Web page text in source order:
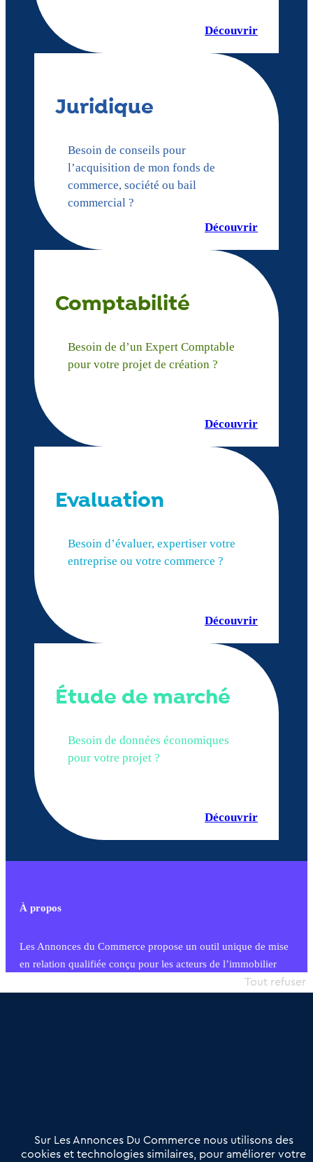
Découvrir
Juridique
Besoin de conseils pour
l’acquisition de mon fonds de
commerce, société ou bail
commercial ?
Découvrir
Comptabilité
Besoin de d’un Expert Comptable
pour votre projet de création ?
Découvrir
Evaluation
Besoin d’évaluer, expertiser votre
entreprise ou votre commerce ?
Découvrir
Étude de marché
Besoin de données économiques
pour votre projet ?
Découvrir
À propos
Les Annonces du Commerce propose un outil unique de mise
en relation qualifiée conçu pour les acteurs de l’immobilier
commercial et les collectivités territoriales, simple et intégrant
Offres Pro
Actualités
Qui sommes nous ?
Sur Les Annonces Du Commerce nous utilisons des
cookies et technologies similaires, pour améliorer votre
Tout refuser